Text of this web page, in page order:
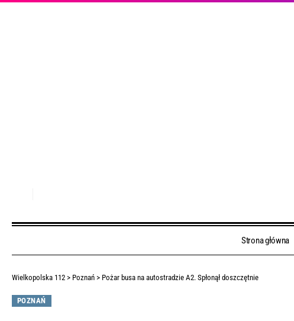
Strona główna
Wielkopolska 112 > Poznań > Pożar busa na autostradzie A2. Spłonął doszczętnie
POZNAŃ